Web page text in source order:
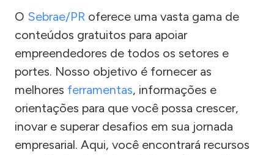
O Sebrae/PR oferece uma vasta gama de
conteúdos gratuitos para apoiar
empreendedores de todos os setores e
portes. Nosso objetivo é fornecer as
melhores ferramentas, informações e
orientações para que você possa crescer,
inovar e superar desafios em sua jornada
empresarial. Aqui, você encontrará recursos